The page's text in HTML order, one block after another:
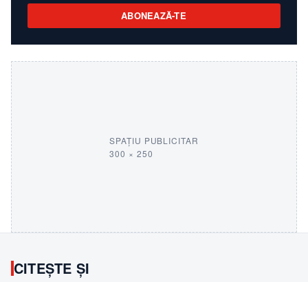
ABONEAZĂ-TE
SPAȚIU PUBLICITAR
300 × 250
CITEȘTE ȘI